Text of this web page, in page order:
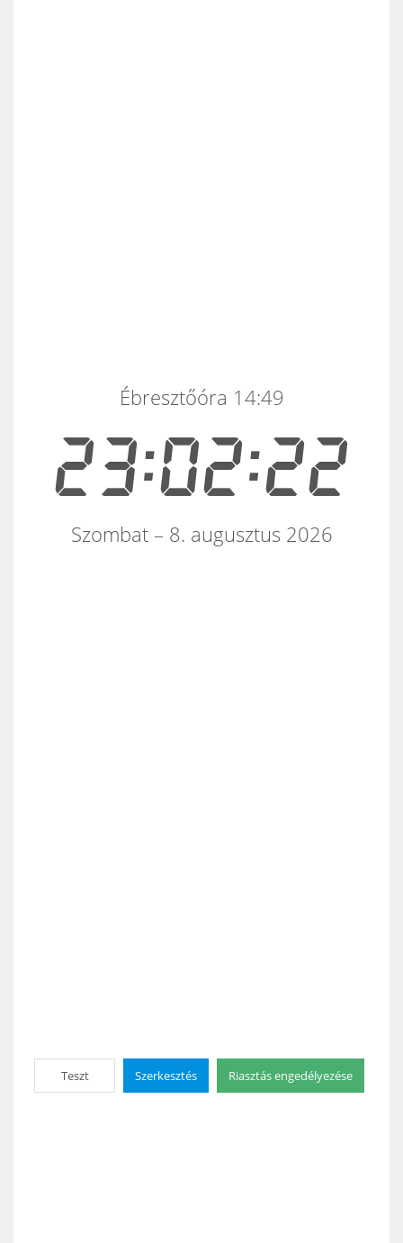
23:02:22
Ébresztőóra 14:49
Szombat – 8. augusztus 2026
Teszt Szerkesztés Riasztás engedélyezése